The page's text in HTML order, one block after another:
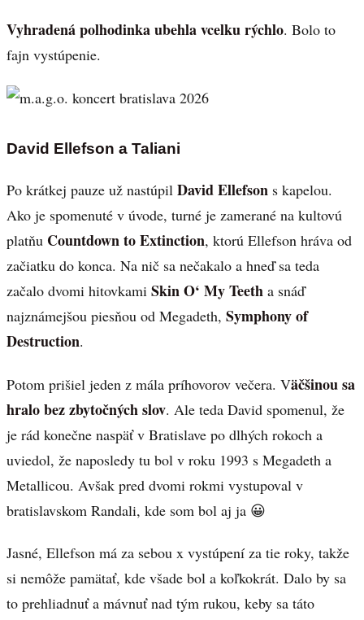
Vyhradená polhodinka ubehla vcelku rýchlo. Bolo to
fajn vystúpenie.
David Ellefson a Taliani
Po krátkej pauze už nastúpil David Ellefson s kapelou.
Ako je spomenuté v úvode, turné je zamerané na kultovú
platňu Countdown to Extinction, ktorú Ellefson hráva od
začiatku do konca. Na nič sa nečakalo a hneď sa teda
začalo dvomi hitovkami Skin O‘ My Teeth a snáď
najznámejšou piesňou od Megadeth, Symphony of
Destruction.
Potom prišiel jeden z mála príhovorov večera. Väčšinou sa
hralo bez zbytočných slov. Ale teda David spomenul, že
je rád konečne naspäť v Bratislave po dlhých rokoch a
uviedol, že naposledy tu bol v roku 1993 s Megadeth a
Metallicou. Avšak pred dvomi rokmi vystupoval v
bratislavskom Randali, kde som bol aj ja 😀
Jasné, Ellefson má za sebou x vystúpení za tie roky, takže
si nemôže pamätať, kde všade bol a koľkokrát. Dalo by sa
to prehliadnuť a mávnuť nad tým rukou, keby sa táto